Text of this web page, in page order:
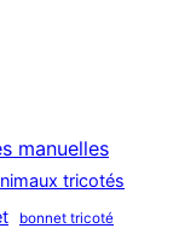
manuelles
tricotés
bonnet tricoté